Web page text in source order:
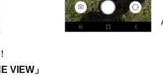
VIEW」